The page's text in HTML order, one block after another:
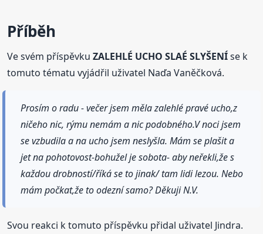
Příběh
Ve svém příspěvkuZALEHLÉ UCHO SLAÉ SLYŠENÍse k
tomuto tématu vyjádřil uživatel Naďa Vaněčková.
Prosím o radu - večer jsem měla zalehlé pravé ucho,z
ničeho nic, rýmu nemám a nic podobného.V noci jsem
se vzbudila a na ucho jsem neslyšla. Mám se plašit a
jet na pohotovost-bohužel je sobota- aby neřekli,že s
každou drobností/říká se to jinak/ tam lidi lezou. Nebo
mám počkat,že to odezní samo? Děkuji N.V.
Svou reakci k tomuto příspěvku přidal uživatel Jindra.